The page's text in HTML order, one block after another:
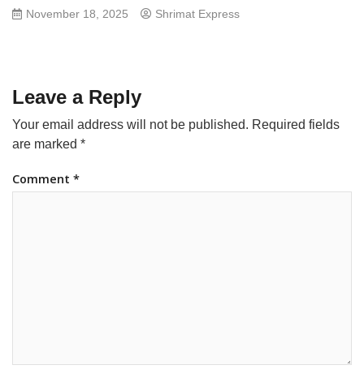
November 18, 2025 Shrimat Express
Leave a Reply
Your email address will not be published. Required fields
are marked *
Comment *